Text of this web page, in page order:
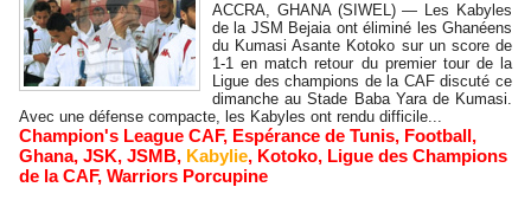
ACCRA, GHANA (SIWEL) — Les Kabyles
de la JSM Bejaia ont éliminé les Ghanéens
du Kumasi Asante Kotoko sur un score de
1-1 en match retour du premier tour de la
Ligue des champions de la CAF discuté ce
dimanche au Stade Baba Yara de Kumasi.
Avec une défense compacte, les Kabyles ont rendu difficile...
Champion's League CAF, Espérance de Tunis, Football,
Ghana, JSK, JSMB, Kabylie, Kotoko, Ligue des Champions
de la CAF, Warriors Porcupine